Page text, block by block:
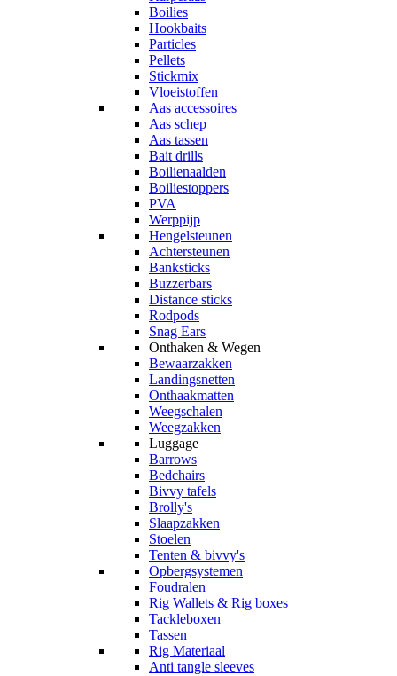
Boilies
Hookbaits
Particles
Pellets
Stickmix
Vloeistoffen
Aas accessoires
Aas schep
Aas tassen
Bait drills
Boilienaalden
Boiliestoppers
PVA
Werppijp
Hengelsteunen
Achtersteunen
Banksticks
Buzzerbars
Distance sticks
Rodpods
Snag Ears
Onthaken & Wegen
Bewaarzakken
Landingsnetten
Onthaakmatten
Weegschalen
Weegzakken
Luggage
Barrows
Bedchairs
Bivvy tafels
Brolly's
Slaapzakken
Stoelen
Tenten & bivvy's
Opbergsystemen
Foudralen
Rig Wallets & Rig boxes
Tackleboxen
Tassen
Rig Materiaal
Anti tangle sleeves